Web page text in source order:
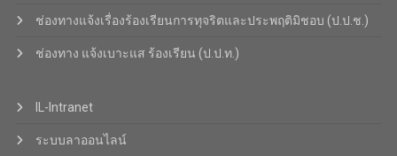
ช่องทางแจ้งเรื่องร้องเรียนการทุจริตและประพฤติมิชอบ (ป.ป.ช.)
ช่องทาง แจ้งเบาะแส ร้องเรียน (ป.ป.ท.)
IL-Intranet
ระบบลาออนไลน์